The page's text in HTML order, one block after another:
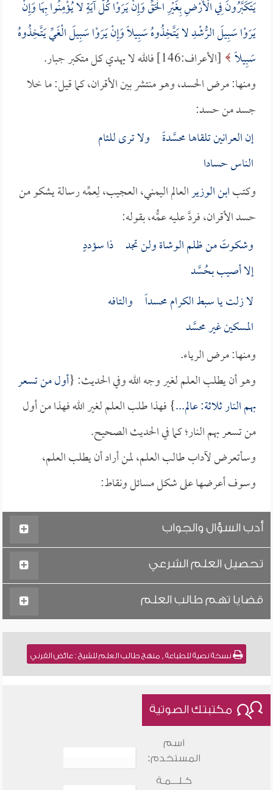
يَتَكَبَّرُونَ فِي الْأَرْضِ بِغَيْرِ الْحَقِّ وَإِنْ يَرَوْا كُلَّ آيَةٍ لا يُؤْمِنُوا بِهَا وَإِنْ
يَرَوْا سَبِيلَ الرُّشْدِ لا يَتَّخِذُوهُ سَبِيلاً وَإِنْ يَرَوْا سَبِيلَ الْغَيِّ يَتَّخِذُوهُ
سَبِيلاً [الأعراف:146] فالله لا يهدي كل متكبر جبار.
ومنها: مرض الحسد، وهو منتشر بين الأقران، كما قيل: ما خلا
جسد من حسد:
إن العرانين تلقاها محسَّدةً ولا ترى للئام
الناس حسادا
وكتبابن الوزيرالعالم اليمني، العجيب، لِعمِّه رسالة يشكو من
حسد الأقران، فردَّ عليه عمُّه، بقوله:
وشكوتَ من ظلم الوشاة ولن تجد ذا سؤددٍ
إلا أصيب بحُسَّد
لا زلت يا سبط الكرام محسداً والتافه
المسكين غير محسَّد
ومنها: مرض الرياء.
وهو أن يطلب العلم لغير وجه الله وفي الحديث: {أول من تسعر
بهم النار ثلاثة: عالم...} فهذا طلب العلم لغير الله فهذا من أول
من تسعر بهم النار؛ كما في الحديث الصحيح.
وسأتعرض لآداب طالب العلم، لمن أراد أن يطلب العلم،
وسوف أعرضها على شكل مسائل ونقاط:
أدب السؤال والجواب
تحصيل العلم الشرعي
قضايا تهم طالب العلم
نسخة نصية للطباعة , منهج طالب العلم للشيخ : عائض القرني
مكتبتك الصوتية
اسم
المستخدم:
كـلـــمـة